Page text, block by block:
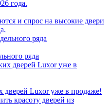
и спрос на высокие двери
ряда
дверей Luxor уже в продаже!